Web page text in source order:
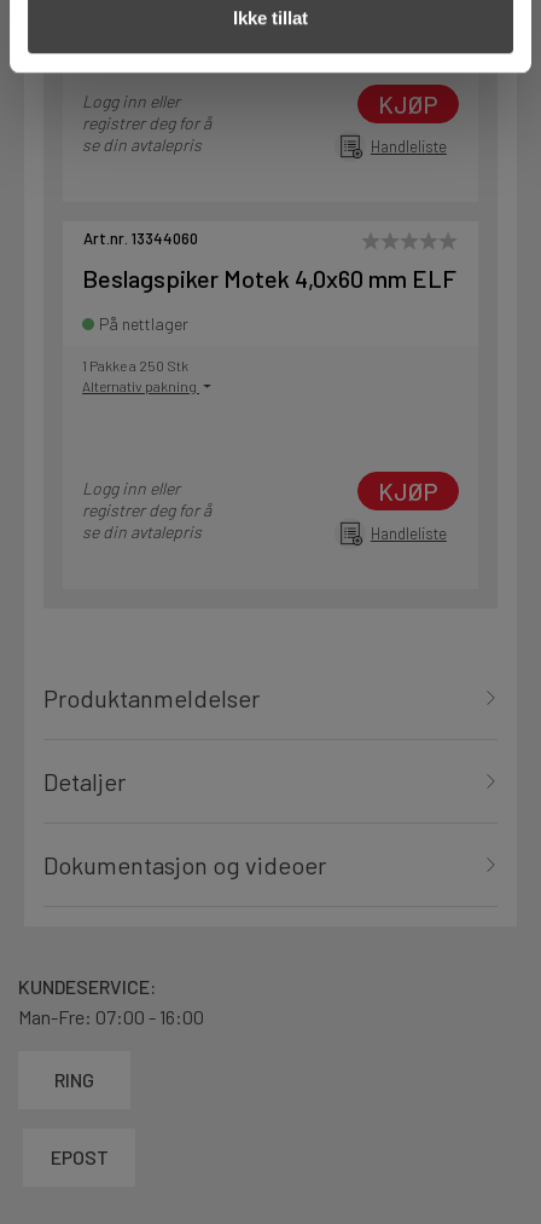
Ikke tillat
Logg inn eller
registrer deg for å
se din avtalepris
KJØP
Handleliste
Art.nr. 13344060
Beslagspiker Motek 4,0x60 mm ELF
På nettlager
1 Pakke a 250 Stk
Alternativ pakning
Logg inn eller
registrer deg for å
se din avtalepris
KJØP
Handleliste
Produktanmeldelser
Detaljer
Dokumentasjon og videoer
KUNDESERVICE:
Man-Fre: 07:00 - 16:00
RING
EPOST